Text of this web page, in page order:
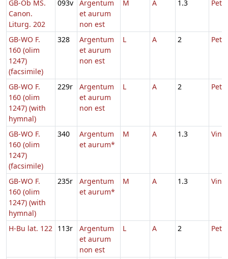
GB-Ob MS.
Canon.
Liturg. 202
093v
Argentum
et aurum
non est
M A 1.3
GB-WO F.
160 (olim
1247)
(facsimile)
328
Argentum
et aurum
non est
L A 2
GB-WO F.
160 (olim
1247) (with
hymnal)
229r
Argentum
et aurum
non est
L A 2
GB-WO F.
160 (olim
1247)
(facsimile)
340
Argentum
et aurum*
M A 1.3
GB-WO F.
160 (olim
1247) (with
hymnal)
235r
Argentum
et aurum*
M A 1.3
H-Bu lat. 122 113r
Argentum
et aurum
non est
L A 2